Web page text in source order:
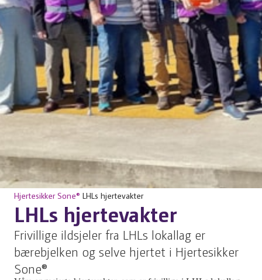
Hjertesikker Sone® LHLs hjertevakter
LHLs hjertevakter
Frivillige ildsjeler fra LHLs lokallag er
bærebjelken og selve hjertet i Hjertesikker
Sone®